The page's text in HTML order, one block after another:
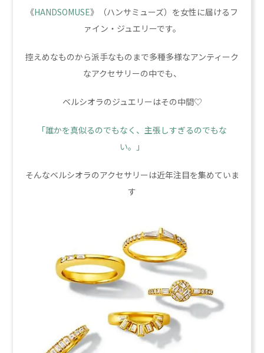
《HANDSOMUSE》（ハンサミューズ）を女性に届けるフ
ァイン・ジュエリーです。
控えめなものから派手なものまで多種多様なアンティーク
なアクセサリーの中でも、
ベルシオラのジュエリーはその中間♡
「誰かを真似るのでもなく、主張しすぎるのでもな
い。」
そんなベルシオラのアクセサリーは近年注目を集めていま
す